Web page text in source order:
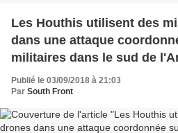
Les Houthis utilisent des
dans une attaque
militaires dans le sud de
(Southfront)
Publié le 03/09/2018 à 21:03
Par South Front